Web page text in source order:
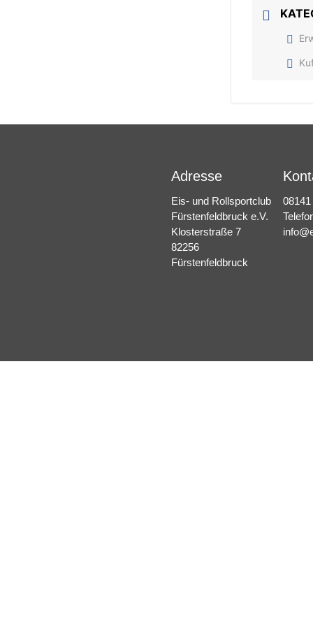
Adresse
Eis- und Rollsportclub
Fürstenfeldbruck e.V.
Klosterstraße 7
82256
Fürstenfeldbruck